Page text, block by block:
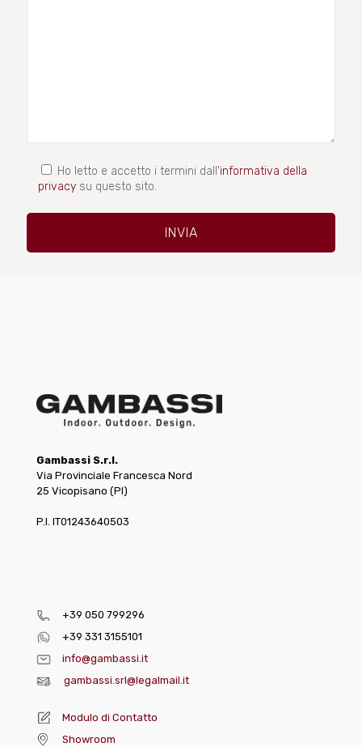
Ho letto e accetto i termini dall'informativa della
privacy su questo sito.
Gambassi S.r.l.
Via Provinciale Francesca Nord
25 Vicopisano (PI)
P.I. IT01243640503
+39 050 799296
+39 331 3155101
info@gambassi.it
gambassi.srl@legalmail.it
Modulo di Contatto
Showroom